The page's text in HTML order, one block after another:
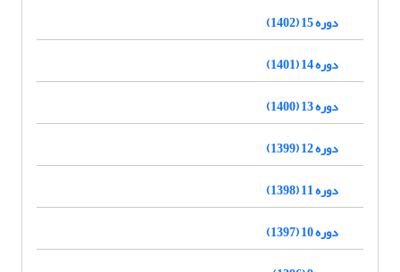
دوره 15 (1402)
دوره 14 (1401)
دوره 13 (1400)
دوره 12 (1399)
دوره 11 (1398)
دوره 10 (1397)